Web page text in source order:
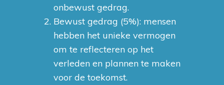
onbewust gedrag.
Bewust gedrag (5%): mensen
hebben het unieke vermogen
om te reflecteren op het
verleden en plannen te maken
voor de toekomst.